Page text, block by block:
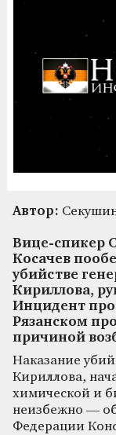
Автор:
Вице-спикер
Косачев
убийстве
Кириллова,
Инцидент
Рязанском
причиной
Наказание
Кириллова,
химической и
неизбежно — об
Федерации